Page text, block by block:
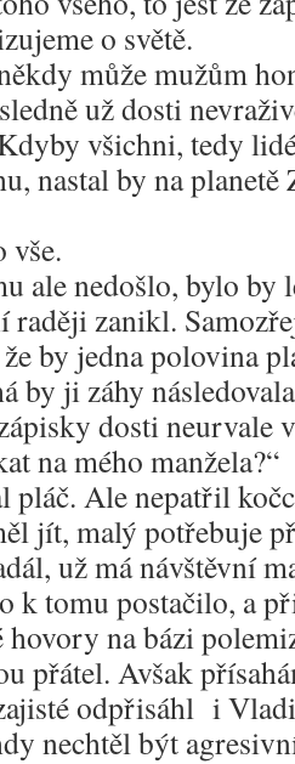
o světě.
může mužům
už dosti
všichni, tedy
nastal by na
vše.
ale nedošlo, bylo by
raději zanikl.
by jedna polovina
by ji záhy
dosti neurvale
na mého manžela?“
pláč. Ale nepatřil
jít, malý potřebuje
už má návštěvní
k tomu postačilo, a
hovory na bázi
přátel. Avšak
odpřisáhl i
nechtěl být